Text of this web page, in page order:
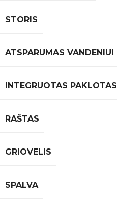
STORIS
ATSPARUMAS VANDENIUI
INTEGRUOTAS PAKLOTAS
RAŠTAS
GRIOVELIS
SPALVA